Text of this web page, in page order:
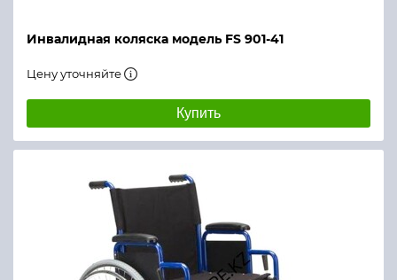
Инвалидная коляска модель FS 901-41
Цену уточняйте
Купить